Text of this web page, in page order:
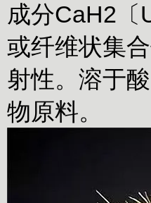
成分CaH2〔
或纤维状集
射性。溶于
物原料。